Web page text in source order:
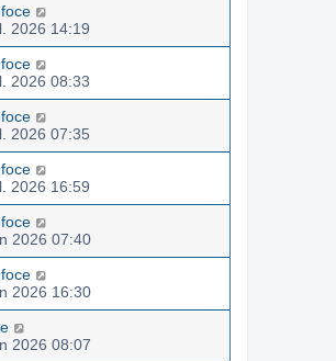
2026 14:19
2026 08:33
2026 07:35
2026 16:59
2026 07:40
2026 16:30
2026 08:07